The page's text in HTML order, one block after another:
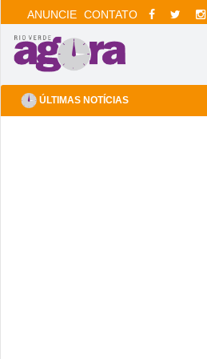
ANUNCIE CONTATO
ÚLTIMAS NOTÍCIAS